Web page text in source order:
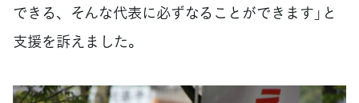
できる、そんな代表に必ずなることができます」と
支援を訴えました。